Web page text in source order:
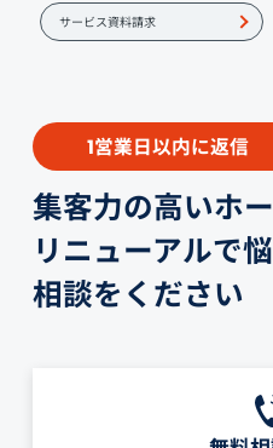
サービス資料請求
1営業日以内に返信
集客力の高いホ
リニューアルで
相談をください